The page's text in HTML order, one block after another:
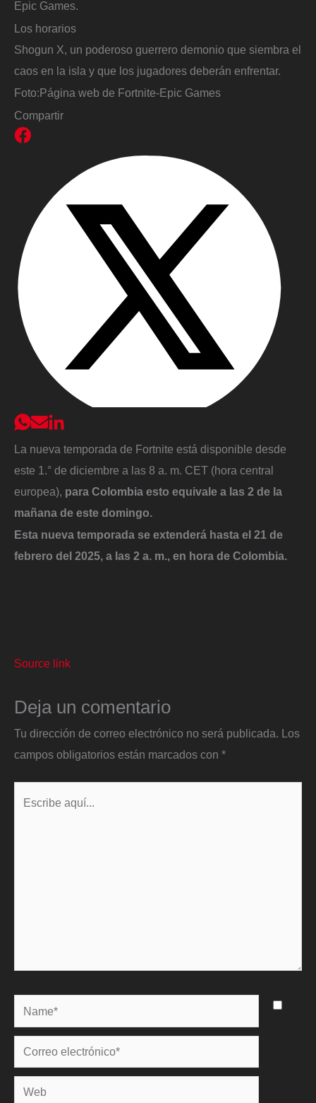
Epic Games.
Los horarios
Shogun X, un poderoso guerrero demonio que siembra el
caos en la isla y que los jugadores deberán enfrentar.
Foto:Página web de Fortnite-Epic Games
Compartir
La nueva temporada de Fortnite está disponible desde
este 1.° de diciembre a las 8 a. m. CET (hora central
europea), para Colombia esto equivale a las 2 de la
mañana de este domingo.
Esta nueva temporada se extenderá hasta el 21 de
febrero del 2025, a las 2 a. m., en hora de Colombia.
Source link
Deja un comentario
Tu dirección de correo electrónico no será publicada. Los
campos obligatorios están marcados con *
Name*
Correo
electrónico*
Web